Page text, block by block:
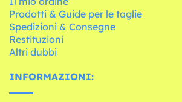
Prodotti & Guide per le taglie
Spedizioni & Consegne
Restituzioni
Altri dubbi
INFORMAZIONI: